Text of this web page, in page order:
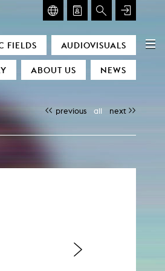
FIELDS AUDIOVISUALS
ABOUT US NEWS
previous all next
Room for Art & Discourse